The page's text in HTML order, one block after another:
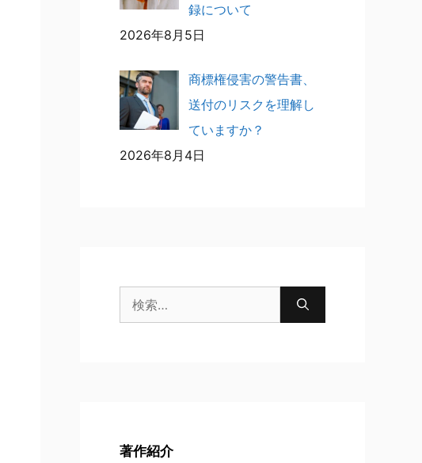
録について
2026年8月5日
商標権侵害の警告書、
送付のリスクを理解し
ていますか？
2026年8月4日
索:
著作紹介